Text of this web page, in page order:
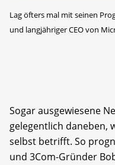
Lag öfters mal mit seinen
und langjähriger CEO von
Sogar ausgewiesene
gelegentlich daneben,
selbst betrifft. So
und 3Com-Gründer